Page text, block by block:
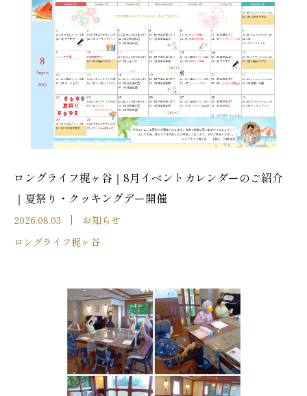
ロングライフ梶ヶ谷｜8月イベントカレンダーのご紹介
｜夏祭り・クッキングデー開催
2026.08.03
お知らせ
ロングライフ梶ヶ谷